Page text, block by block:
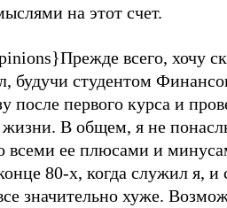
на этот счет.
всего, хочу
будучи студентом
после первого курса и
В общем, я не
всеми ее плюсами и
80-х, когда служил я, и
значительно хуже.